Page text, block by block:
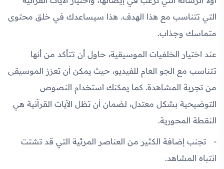
التي تتناسب مع هذا الهدف. هذا سيساعدك في خلق محتوى
متماسك وجذاب.
عند اختيار الخلفيات الموسيقية، حاول أن تتأكد من أنها
تتناسب مع الجو العام للفيديو، حيث يمكن أن تعزز الموسيقى
من تجربة المشاهدة. كما يمكنك استخدام النصوص
التوضيحية بشكل معتدل، لضمان أن تظل الآيات القرآنية هي
النقطة المحورية.
تجنب إضافة الكثير من العناصر المرئية التي قد تشتت
انتباه المشاهد.